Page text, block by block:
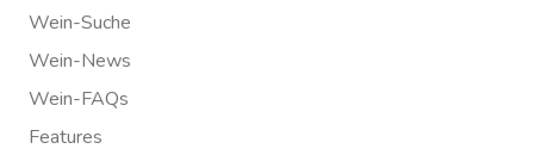
Wein-Suche
Wein-News
Wein-FAQs
Features